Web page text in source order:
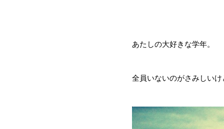
あたしの大好きな学年。
全員いないのがさみしいけ